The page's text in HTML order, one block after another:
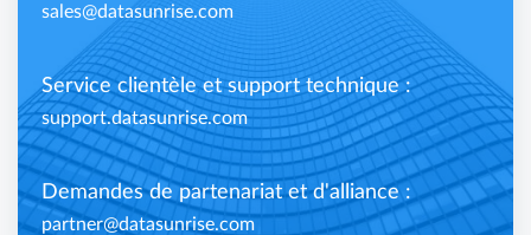
sales@datasunrise.com
Service clientèle et support technique :
support.datasunrise.com
Demandes de partenariat et d'alliance :
partner@datasunrise.com